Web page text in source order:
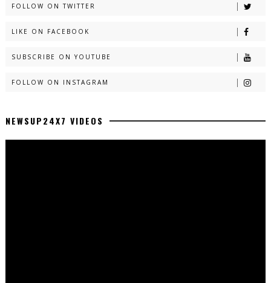
FOLLOW ON TWITTER
LIKE ON FACEBOOK
SUBSCRIBE ON YOUTUBE
FOLLOW ON INSTAGRAM
NEWSUP24X7 VIDEOS